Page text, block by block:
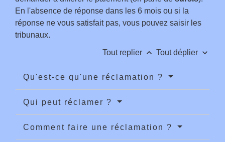
En l'absence de réponse dans les 6 mois ou si la
réponse ne vous satisfait pas, vous pouvez saisir les
tribunaux.
Tout replier keyboard_arrow_up Tout déplier keyboard_arrow_down
Qu'est-ce qu'une réclamation ?
Qui peut réclamer ?
Comment faire une réclamation ?